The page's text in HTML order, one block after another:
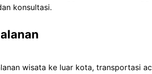
konsultasi.
wisata ke luar kota, transportasi